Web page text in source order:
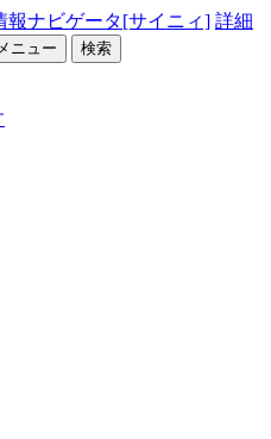
報ナビゲータ[サイニィ] 詳細
ニュー 検索